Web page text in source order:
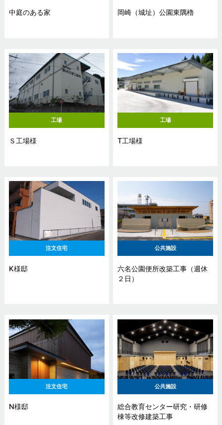
中庭のある家 岡崎（城址）公園東隅櫓
工場
Ｓ工場様
工場
T工場様
注文住宅
K様邸
公共施設
六名公園便所改築工事（週休
２日）
注文住宅
N様邸
公共施設
総合教育センター研究・研修
棟等改修建築工事